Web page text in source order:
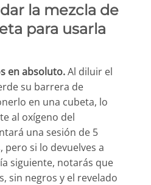
la mezcla de
para usarla
en absoluto.Al diluir el
su barrera de
en una cubeta, lo
al oxígeno del
una sesión de 5
si lo devuelves a
siguiente, notarás que
sin negros y el revelado